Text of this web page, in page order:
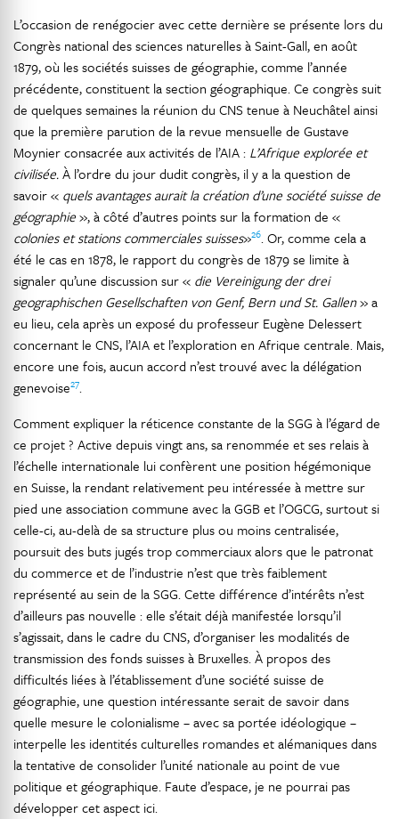
L’occasion de renégocier avec cette dernière se présente lors du
Congrès national des sciences naturelles à Saint-Gall, en août
1879, où les sociétés suisses de géographie, comme l’année
précédente, constituent la section géographique. Ce congrès suit
de quelques semaines la réunion du CNS tenue à Neuchâtel ainsi
que la première parution de la revue mensuelle de Gustave
Moynier consacrée aux activités de l’AIA : L’Afrique explorée et
civilisée.À l’ordre du jour dudit congrès, il y a la question de
savoir « quels avantages aurait la création d’une société suisse de
géographie», à côté d’autres points sur la formation de «
colonies et stations commerciales suisses»26. Or, comme cela a
été le cas en 1878, le rapport du congrès de 1879 se limite à
signaler qu’une discussion sur « die Vereinigung der drei
geographischen Gesellschaften von Genf, Bern und St. Gallen» a
eu lieu, cela après un exposé du professeur Eugène Delessert
concernant le CNS, l’AIA et l’exploration en Afrique centrale. Mais,
encore une fois, aucun accord n’est trouvé avec la délégation
genevoise27.
Comment expliquer la réticence constante de la SGG à l’égard de
ce projet ? Active depuis vingt ans, sa renommée et ses relais à
l’échelle internationale lui confèrent une position hégémonique
en Suisse, la rendant relativement peu intéressée à mettre sur
pied une association commune avec la GGB et l’OGCG, surtout si
celle-ci, au-delà de sa structure plus ou moins centralisée,
poursuit des buts jugés trop commerciaux alors que le patronat
du commerce et de l’industrie n’est que très faiblement
représenté au sein de la SGG. Cette différence d’intérêts n’est
d’ailleurs pas nouvelle : elle s’était déjà manifestée lorsqu’il
s’agissait, dans le cadre du CNS, d’organiser les modalités de
transmission des fonds suisses à Bruxelles. À propos des
difficultés liées à l’établissement d’une société suisse de
géographie, une question intéressante serait de savoir dans
quelle mesure le colonialisme – avec sa portée idéologique –
interpelle les identités culturelles romandes et alémaniques dans
la tentative de consolider l’unité nationale au point de vue
politique et géographique. Faute d’espace, je ne pourrai pas
développer cet aspect ici.